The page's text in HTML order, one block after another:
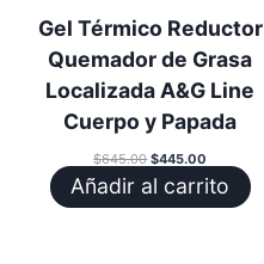
Gel Térmico Reductor
Quemador de Grasa
Localizada A&G Line
Cuerpo y Papada
$645.00El
original
$445.00
precio
actual
Añadir al carrito